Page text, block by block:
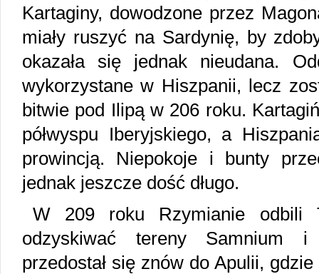
Kartaginy, dowodzone przez
miały ruszyć na Sardynię, by
okazała się jednak nieudana.
wykorzystane w Hiszpanii, lecz
bitwie pod Ilipą w 206 roku.
półwyspu Iberyjskiego, a
prowincją. Niepokoje i bunty
jednak jeszcze dość długo.
W 209 roku Rzymianie odbili
odzyskiwać tereny Samnium
przedostał się znów do Apulii,